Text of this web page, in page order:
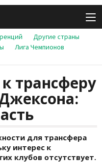
Другие страны
Лига Чемпионов
трансферу
для трансфера
интерес к
клубов отсутствует.